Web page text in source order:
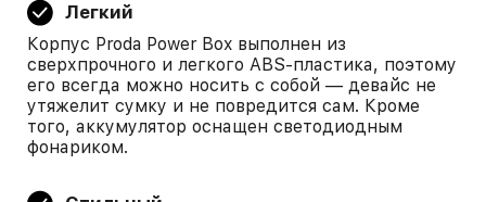
Легкий
Корпус Proda Power Box выполнен из
сверхпрочного и легкого ABS-пластика, поэтому
его всегда можно носить с собой — девайс не
утяжелит сумку и не повредится сам. Кроме
того, аккумулятор оснащен светодиодным
фонариком.